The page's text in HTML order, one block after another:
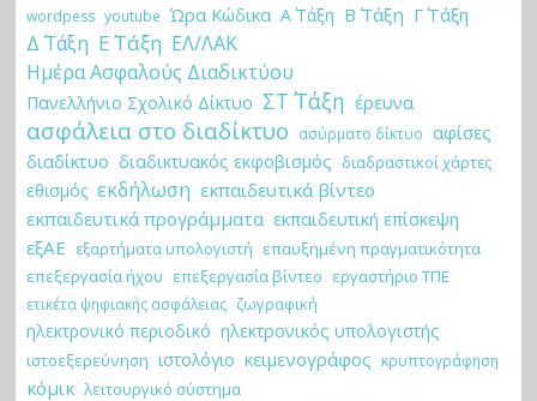
wordpess youtube Ώρα Κώδικα Α΄ Τάξη Β΄ Τάξη Γ΄ Τάξη
Δ΄ Τάξη Ε΄ Τάξη ΕΛ/ΛΑΚ
Ημέρα Ασφαλούς Διαδικτύου
Πανελλήνιο Σχολικό Δίκτυο ΣΤ΄ Τάξη έρευνα
ασφάλεια στο διαδίκτυο ασύρματο δίκτυο αφίσες
διαδίκτυο διαδικτυακός εκφοβισμός διαδραστικοί χάρτες
εθισμός εκδήλωση εκπαιδευτικά βίντεο
εκπαιδευτικά προγράμματα εκπαιδευτική επίσκεψη
εξΑΕ εξαρτήματα υπολογιστή επαυξημένη πραγματικότητα
επεξεργασία ήχου επεξεργασία βίντεο εργαστήριο ΤΠΕ
ετικέτα ψηφιακής ασφάλειας ζωγραφική
ηλεκτρονικό περιοδικό ηλεκτρονικός υπολογιστής
ιστοεξερεύνηση ιστολόγιο κειμενογράφος κρυπτογράφηση
κόμικ λειτουργικό σύστημα